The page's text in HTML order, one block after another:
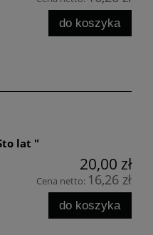
do koszyka
lat "
20,00 zł
Cena netto: 16,26 zł
do koszyka